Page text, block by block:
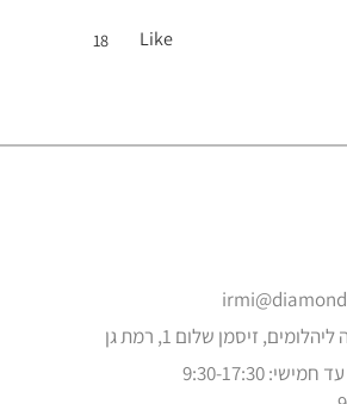
Like
18
זיסמן שלום 1, רמת גן
9:30-17:30